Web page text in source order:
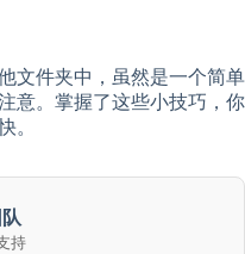
文件夹中，虽然是一个简单
意。掌握了这些小技巧，你
。
持